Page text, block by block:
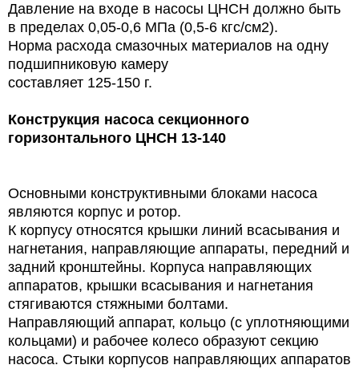
Давление на входе в насосы ЦНСН должно быть
в пределах 0,05-0,6 МПа (0,5-6 кгс/см2).
Норма расхода смазочных материалов на одну
подшипниковую камеру
составляет 125-150 г.
Конструкция насоса секционного
горизонтального ЦНСН 13-140
Основными конструктивными блоками насоса
являются корпус и ротор.
К корпусу относятся крышки линий всасывания и
нагнетания, направляющие аппараты, передний и
задний кронштейны. Корпуса направляющих
аппаратов, крышки всасывания и нагнетания
стягиваются стяжными болтами.
Направляющий аппарат, кольцо (с уплотняющими
кольцами) и рабочее колесо образуют секцию
насоса. Стыки корпусов направляющих аппаратов